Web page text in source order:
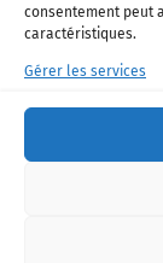
consentement peut
caractéristiques.
Gérer les services
La
single
16
Zita
15